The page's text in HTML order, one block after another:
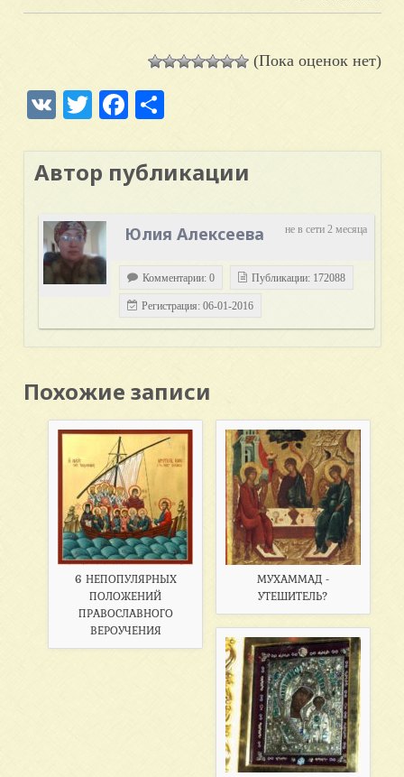
(Пока оценок нет)
VK TwitterFacebook
Автор публикации
не в сети 2 месяца
Юлия Алексеева
Комментарии: 0 Публикации: 172088
Регистрация: 06-01-2016
Похожие записи
6 НЕПОПУЛЯРНЫХ
ПОЛОЖЕНИЙ
ПРАВОСЛАВНОГО
ВЕРОУЧЕНИЯ
МУХАММАД -
УТЕШИТЕЛЬ?